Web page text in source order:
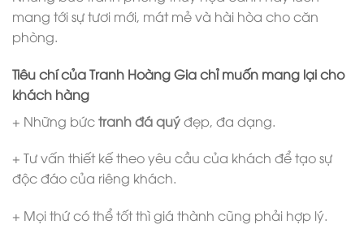
mang tới sự tươi mới, mát mẻ và hài hòa cho căn
phòng.
Tiêu chí của Tranh Hoàng Gia chỉ muốn mang lại cho
khách hàng
+ Những bứctranh đá quýđẹp, đa dạng.
+ Tư vấn thiết kế theo yêu cầu của khách để tạo sự
độc đáo của riêng khách.
+ Mọi thứ có thể tốt thì giá thành cũng phải hợp lý.